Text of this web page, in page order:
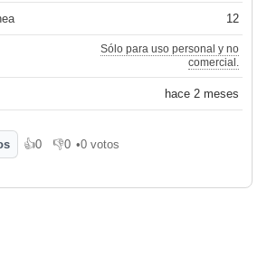
12
Sólo para uso personal y no
comercial.
hace 2 meses
👍0
Me gusta
👎0
No me gusta
•0 votos